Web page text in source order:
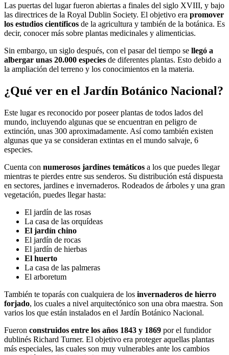
Las puertas del lugar fueron abiertas a finales del siglo XVIII, y bajo
las directrices de la Royal Dublin Society. El objetivo era promover
los estudios científicos de la agricultura y también de la botánica. Es
decir, conocer más sobre plantas medicinales y alimenticias.
Sin embargo, un siglo después, con el pasar del tiempo se llegó a
albergar unas 20.000 especies de diferentes plantas. Esto debido a
la ampliación del terreno y los conocimientos en la materia.
¿Qué ver en el Jardín Botánico Nacional?
Este lugar es reconocido por poseer plantas de todos lados del
mundo, incluyendo algunas que se encuentran en peligro de
extinción, unas 300 aproximadamente. Así como también existen
algunas que ya se consideran extintas en el mundo salvaje, 6
especies.
Cuenta con numerosos jardines temáticos a los que puedes llegar
mientras te pierdes entre sus senderos. Su distribución está dispuesta
en sectores, jardines e invernaderos. Rodeados de árboles y una gran
vegetación, puedes llegar hasta:
El jardín de las rosas
La casa de las orquídeas
El jardín chino
El jardín de rocas
El jardín de hierbas
El huerto
La casa de las palmeras
El arboretum
También te toparás con cualquiera de los invernaderos de hierro
forjado, los cuales a nivel arquitectónico son una obra maestra. Son
varios los que están instalados en el Jardín Botánico Nacional.
Fueron construidos entre los años 1843 y 1869 por el fundidor
dublinés Richard Turner. El objetivo era proteger aquellas plantas
más especiales, las cuales son muy vulnerables ante los cambios